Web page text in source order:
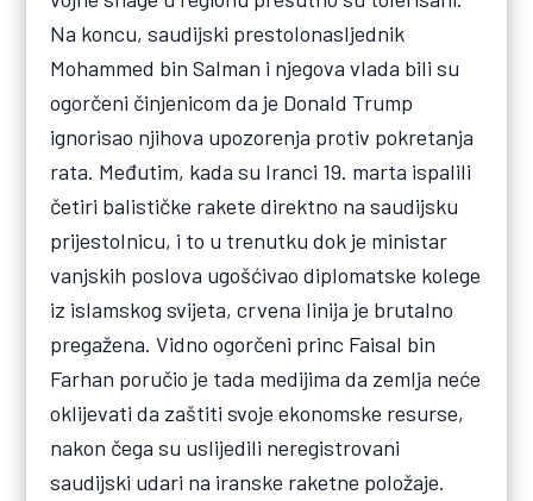
Na koncu, saudijski prestolonasljednik
Mohammed bin Salman i njegova vlada bili su
ogorčeni činjenicom da je Donald Trump
ignorisao njihova upozorenja protiv pokretanja
rata. Međutim, kada su Iranci 19. marta ispalili
četiri balističke rakete direktno na saudijsku
prijestolnicu, i to u trenutku dok je ministar
vanjskih poslova ugošćivao diplomatske kolege
iz islamskog svijeta, crvena linija je brutalno
pregažena. Vidno ogorčeni princ Faisal bin
Farhan poručio je tada medijima da zemlja neće
oklijevati da zaštiti svoje ekonomske resurse,
nakon čega su uslijedili neregistrovani
saudijski udari na iranske raketne položaje.